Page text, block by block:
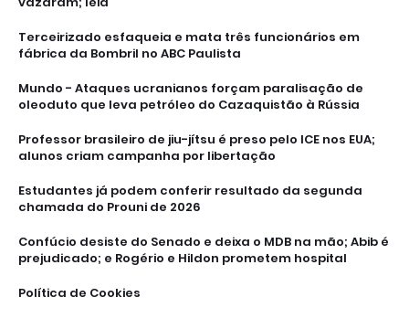
Terceirizado esfaqueia e mata três funcionários em
fábrica da Bombril no ABC Paulista
Mundo - Ataques ucranianos forçam paralisação de
oleoduto que leva petróleo do Cazaquistão à Rússia
Professor brasileiro de jiu-jítsu é preso pelo ICE nos EUA;
alunos criam campanha por libertação
Estudantes já podem conferir resultado da segunda
chamada do Prouni de 2026
Confúcio desiste do Senado e deixa o MDB na mão; Abib é
prejudicado; e Rogério e Hildon prometem hospital
Política de Cookies